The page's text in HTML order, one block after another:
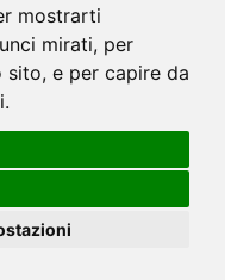
mostrarti
mirati, per
e per capire da